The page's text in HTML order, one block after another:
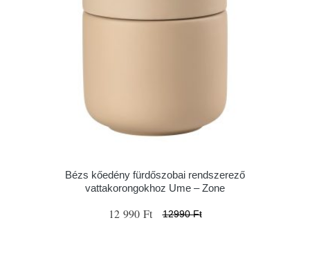
Bézs kőedény fürdőszobai rendszerező
vattakorongokhoz Ume – Zone
12 990 Ft 12990 Ft